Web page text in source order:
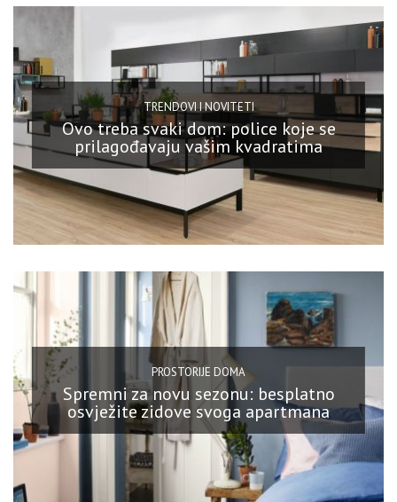
TRENDOVI I NOVITETI
Ovo treba svaki dom: police koje se
prilagođavaju vašim kvadratima
PROSTORIJE DOMA
Spremni za novu sezonu: besplatno
osvježite zidove svoga apartmana